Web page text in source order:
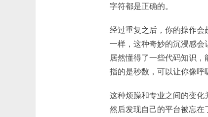
字符都是正确的。
经过重复之后，你的操作
一样，这种奇妙的沉浸感
居然懂得了一些代码知识
指的是秒数，可以让你像呼
这种烦躁和专业之间的变化
然后发现自己的平台被忘